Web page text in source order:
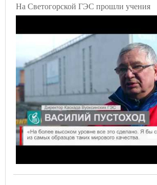
На Светогорской ГЭС прошли учения